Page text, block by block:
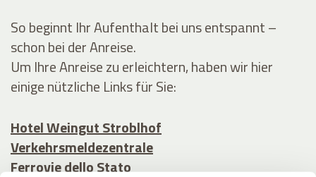
So beginnt Ihr Aufenthalt bei uns entspannt –
schon bei der Anreise.
Um Ihre Anreise zu erleichtern, haben wir hier
einige nützliche Links für Sie:
Hotel Weingut Stroblhof
Verkehrsmeldezentrale
Ferrovie dello Stato